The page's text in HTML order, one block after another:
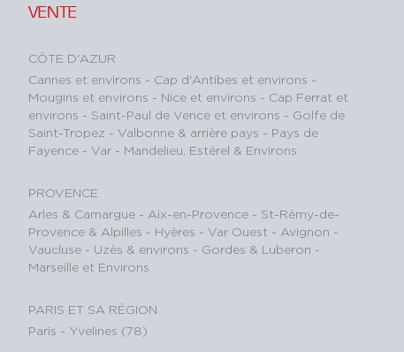
VENTE
CÔTE D'AZUR
Cannes et environs - Cap d'Antibes et environs -
Mougins et environs - Nice et environs - Cap Ferrat et
environs - Saint-Paul de Vence et environs - Golfe de
Saint-Tropez - Valbonne & arrière pays - Pays de
Fayence - Var - Mandelieu, Estérel & Environs
PROVENCE
Arles & Camargue - Aix-en-Provence - St-Rémy-de-
Provence & Alpilles - Hyères - Var Ouest - Avignon -
Vaucluse - Uzès & environs - Gordes & Luberon -
Marseille et Environs
PARIS ET SA RÉGION
Paris - Yvelines (78)